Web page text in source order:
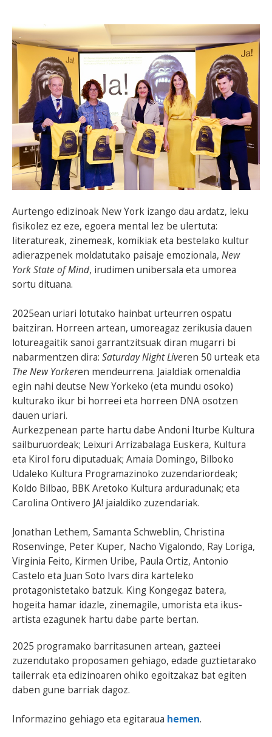
Aurtengo edizinoak New York izango dau ardatz, leku
fisikolez ez eze, egoera mental lez be ulertuta:
literatureak, zinemeak, komikiak eta bestelako kultur
adierazpenek moldatutako paisaje emozionala, New
York State of Mind, irudimen unibersala eta umorea
sortu dituana.
2025ean uriari lotutako hainbat urteurren ospatu
baitziran. Horreen artean, umoreagaz zerikusia dauen
lotureagaitik sanoi garrantzitsuak diran mugarri bi
nabarmentzen dira: Saturday Night Liveren 50 urteak eta
The New Yorkeren mendeurrena. Jaialdiak omenaldia
egin nahi deutse New Yorkeko (eta mundu osoko)
kulturako ikur bi horreei eta horreen DNA osotzen
dauen uriari.
Aurkezpenean parte hartu dabe Andoni Iturbe Kultura
sailburuordeak; Leixuri Arrizabalaga Euskera, Kultura
eta Kirol foru diputaduak; Amaia Domingo, Bilboko
Udaleko Kultura Programazinoko zuzendariordeak;
Koldo Bilbao, BBK Aretoko Kultura arduradunak; eta
Carolina Ontivero JA! jaialdiko zuzendariak.
Jonathan Lethem, Samanta Schweblin, Christina
Rosenvinge, Peter Kuper, Nacho Vigalondo, Ray Loriga,
Virginia Feito, Kirmen Uribe, Paula Ortiz, Antonio
Castelo eta Juan Soto Ivars dira karteleko
protagonistetako batzuk. King Kongegaz batera,
hogeita hamar idazle, zinemagile, umorista eta ikus-
artista ezagunek hartu dabe parte bertan.
2025 programako barritasunen artean, gazteei
zuzendutako proposamen gehiago, edade guztietarako
tailerrak eta edizinoaren ohiko egoitzakaz bat egiten
daben gune barriak dagoz.
Informazino gehiago eta egitaraua hemen.